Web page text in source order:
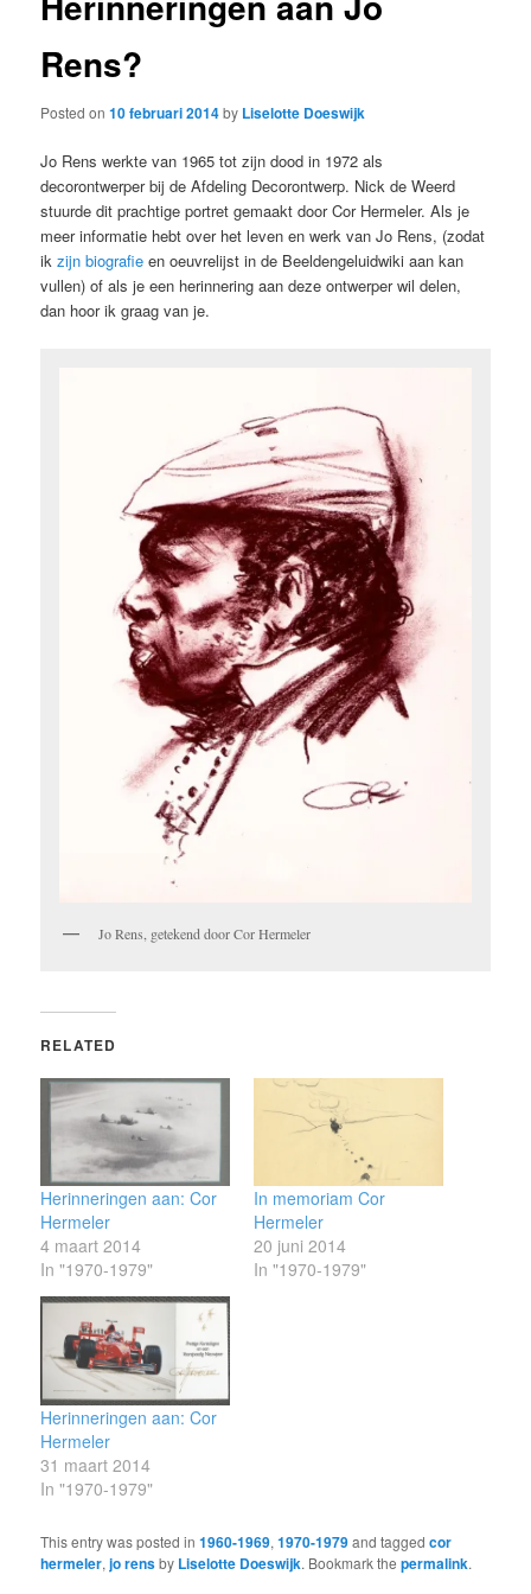
Rens?
Posted on10 februari 2014by Liselotte Doeswijk
Jo Rens werkte van 1965 tot zijn dood in 1972 als
decorontwerper bij de Afdeling Decorontwerp. Nick de Weerd
stuurde dit prachtige portret gemaakt door Cor Hermeler. Als je
meer informatie hebt over het leven en werk van Jo Rens, (zodat
ikzijn biografie en oeuvrelijst in de Beeldengeluidwiki aan kan
vullen) of als je een herinnering aan deze ontwerper wil delen,
dan hoor ik graag van je.
Jo Rens, getekend door Cor Hermeler
RELATED
Herinneringen aan: Cor
Hermeler
4 maart 2014
In "1970-1979"
In memoriam Cor
Hermeler
20 juni 2014
In "1970-1979"
Herinneringen aan: Cor
Hermeler
31 maart 2014
In "1970-1979"
This entry was posted in1960-1969,1970-1979and taggedcor
hermeler,jo rensby Liselotte Doeswijk. Bookmark thepermalink.